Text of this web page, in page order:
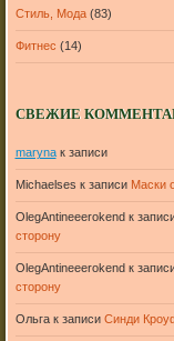
Стиль, Мода(83)
Фитнес (14)
СВЕЖИЕ
marynaк записи
Michaelses к записи Маски
OlegAntineeerokendк
сторону
OlegAntineeerokendк
сторону
Ольгак записи Синди